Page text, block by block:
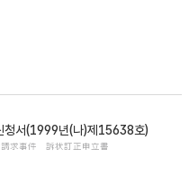
청서(1999년(나)제15638호)
請求事件 訴状訂正申立書